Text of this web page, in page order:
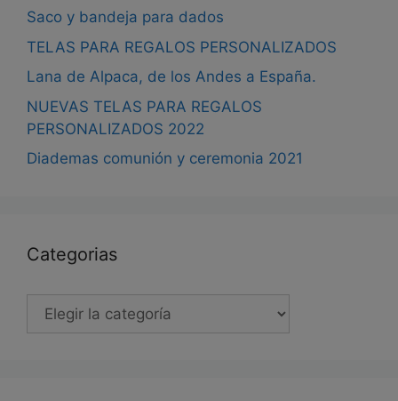
Saco y bandeja para dados
TELAS PARA REGALOS PERSONALIZADOS
Lana de Alpaca, de los Andes a España.
NUEVAS TELAS PARA REGALOS
PERSONALIZADOS 2022
Diademas comunión y ceremonia 2021
Categorias
Categorias